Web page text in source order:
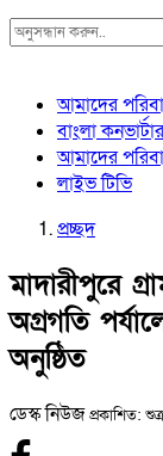
আমাদের
বাংলা কনভার্টার
আমাদের
লাইভ টিভি
প্রচ্ছদ
মাদারীপুরে
অগ্রগতি
অনুষ্ঠিত
ডেস্ক নিউজপ্রকাশিত: